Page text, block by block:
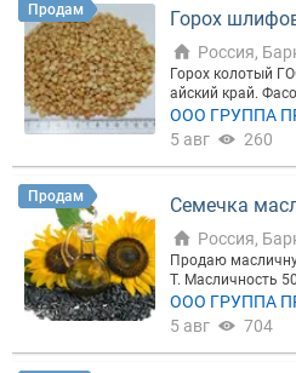
Продам Горох
Россия,
Горох колотый
айский край.
тгрузка авто и
оссии, а так же в
нтов
ООО ГРУППА
5 авг
260
Продам Семечка
Россия,
Продаю
Т. Масличность
ДС. Отгрузка
портом в любую
ООО ГРУППА
5 авг
704